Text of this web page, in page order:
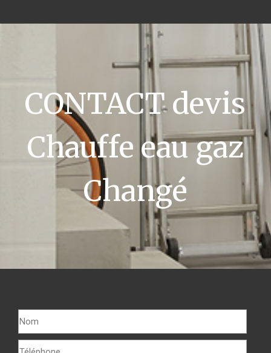
CONTACT devis
Chauffe eau gaz
Changé